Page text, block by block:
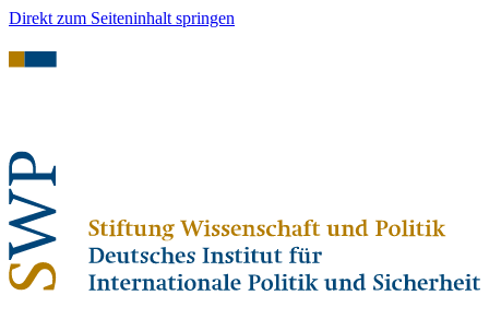
Direkt zum Seiteninhalt springen